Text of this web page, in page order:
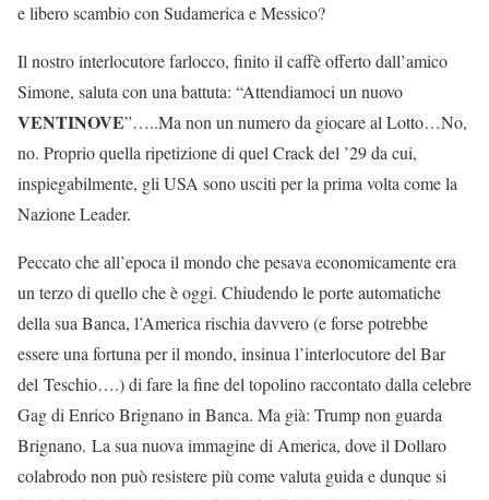
e libero scambio con Sudamerica e Messico?
Il nostro interlocutore farlocco, finito il caffè offerto dall’amico
Simone, saluta con una battuta: “Attendiamoci un nuovo
VENTINOVE”…..Ma non un numero da giocare al Lotto…No,
no. Proprio quella ripetizione di quel Crack del ’29 da cui,
inspiegabilmente, gli USA sono usciti per la prima volta come la
Nazione Leader.
Peccato che all’epoca il mondo che pesava economicamente era
un terzo di quello che è oggi. Chiudendo le porte automatiche
della sua Banca, l’America rischia davvero (e forse potrebbe
essere una fortuna per il mondo, insinua l’interlocutore del Bar
del Teschio….) di fare la fine del topolino raccontato dalla celebre
Gag di Enrico Brignano in Banca. Ma già: Trump non guarda
Brignano. La sua nuova immagine di America, dove il Dollaro
colabrodo non può resistere più come valuta guida e dunque si